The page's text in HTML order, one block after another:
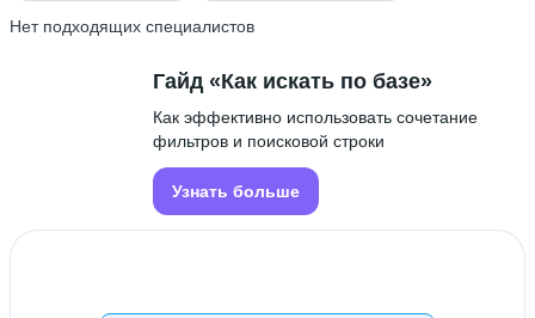
Нет подходящих специалистов
Гайд «Как искать по базе»
Как эффективно использовать сочетание
фильтров и поисковой строки
Узнать больше